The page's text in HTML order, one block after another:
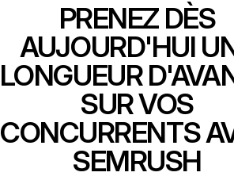
PRENEZ DÈS
AUJOURD'HUI
LONGUEUR
SUR VOS
CONCURRENTS
SEMRUSH